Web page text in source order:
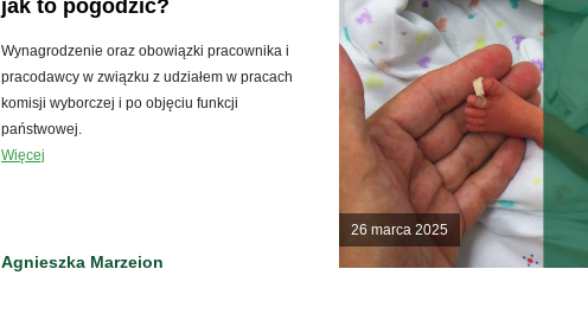
jak to pogodzić?
Wynagrodzenie oraz obowiązki pracownika i
pracodawcy w związku z udziałem w pracach
komisji wyborczej i po objęciu funkcji
państwowej.
Więcej
Agnieszka Marzeion
26 marca 2025